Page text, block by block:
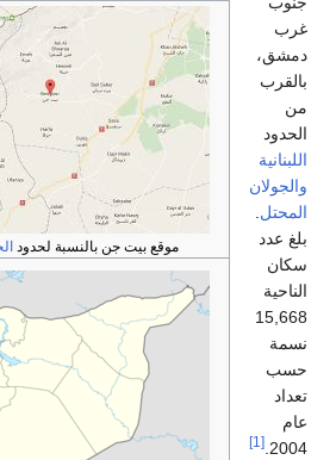
موقع بيت جن بالنسبة لحدود
غرب
دمشق،
بالقرب
من
الحدود
اللبنانية
والجولان
المحتل
بلغ عدد
سكان
الناحية
15,668
نسمة
حسب
تعداد
عام
2004.
[1]